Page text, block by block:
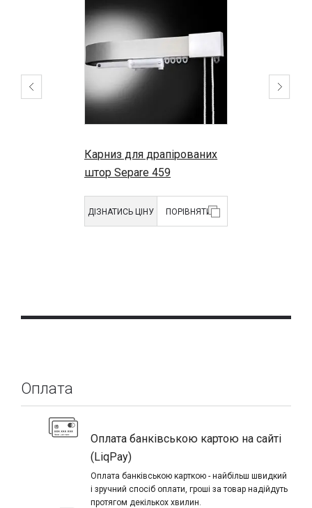
характеристики, додаткові опції і можна прорахувати
виріб в розмір з доставкою не тільки по Києву, але і в інші
міста України , де працюють національні перевізники за
типом «Нова Пошта». Ціна на карнизи прораховується у
нас онлайн та є однаковою для всіх міст України,
включаючи Київ, Харків, Дніпро, Львів та інші.
Карниз для драпірованих
штор Separe 459
ДІЗНАТИСЬ ЦІНУ ПОРІВНЯТИ
Оплата
Оплата банківською картою на сайті
(LiqPay)
Оплата банківською карткою - найбільш швидкий
і зручний спосіб оплати, гроші за товар надійдуть
протягом декількох хвилин.